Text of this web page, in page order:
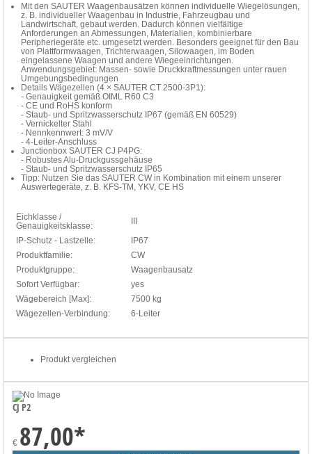
Mit den SAUTER Waagenbausätzen können individuelle Wiegelösungen,
z. B. individueller Waagenbau in Industrie, Fahrzeugbau und
Landwirtschaft, gebaut werden. Dadurch können vielfältige
Anforderungen an Abmessungen, Materialien, kombinierbare
Peripheriegeräte etc. umgesetzt werden. Besonders geeignet für den Bau
von Plattformwaagen, Trichterwaagen, Silowaagen, im Boden
eingelassene Waagen und andere Wiegeeinrichtungen.
Anwendungsgebiet: Massen- sowie Druckkraftmessungen unter rauen
Umgebungsbedingungen
Details Wägezellen (4 × SAUTER CT 2500-3P1):
- Genauigkeit gemäß OIML R60 C3
- CE und RoHS konform
- Staub- und Spritzwasserschutz IP67 (gemäß EN 60529)
- Vernickelter Stahl
- Nennkennwert: 3 mV/V
- 4-Leiter-Anschluss
Junctionbox SAUTER CJ P4PG:
- Robustes Alu-Druckgussgehäuse
- Staub- und Spritzwasserschutz IP65
Tipp: Nutzen Sie das SAUTER CW in Kombination mit einem unserer
Auswertegeräte, z. B. KFS-TM, YKV, CE HS
Eichklasse /
Genauigkeitsklasse:
III
IP-Schutz - Lastzelle:
IP67
Produktfamilie:
CW
Produktgruppe:
Waagenbausatz
Sofort Verfügbar:
yes
Wägebereich [Max]:
7500 kg
Wägezellen-Verbindung:
6-Leiter
Produkt vergleichen
CJ P2
€ 87,00*